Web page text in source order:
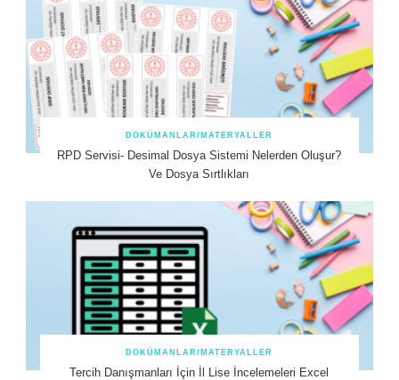
DOKÜMANLAR/MATERYALLER
RPD Servisi- Desimal Dosya Sistemi Nelerden Oluşur?
Ve Dosya Sırtlıkları
DOKÜMANLAR/MATERYALLER
Tercih Danışmanları İçin İl Lise İncelemeleri Excel